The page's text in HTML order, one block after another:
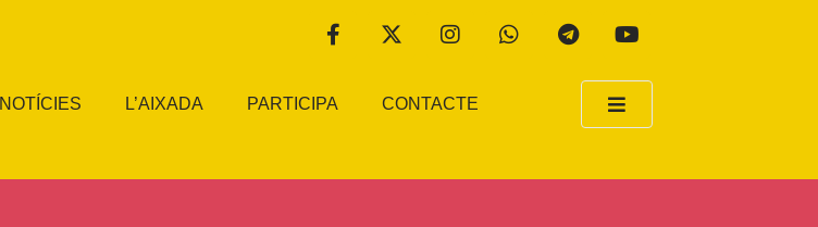
NOTÍCIES L’AIXADA PARTICIPA CONTACTE